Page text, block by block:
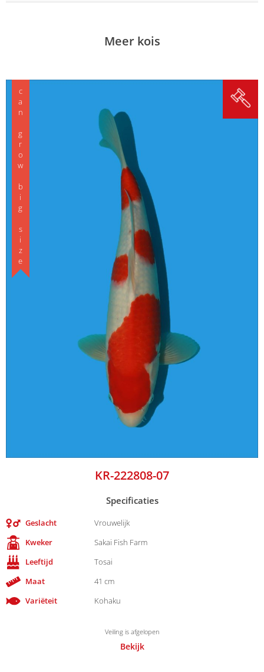
Meer kois
can grow big size
KR-222808-07
Specificaties
Geslacht
Vrouwelijk
Kweker
Sakai Fish Farm
Leeftijd
Tosai
Maat
41 cm
Variëteit
Kohaku
Veiling is afgelopen
Bekijk